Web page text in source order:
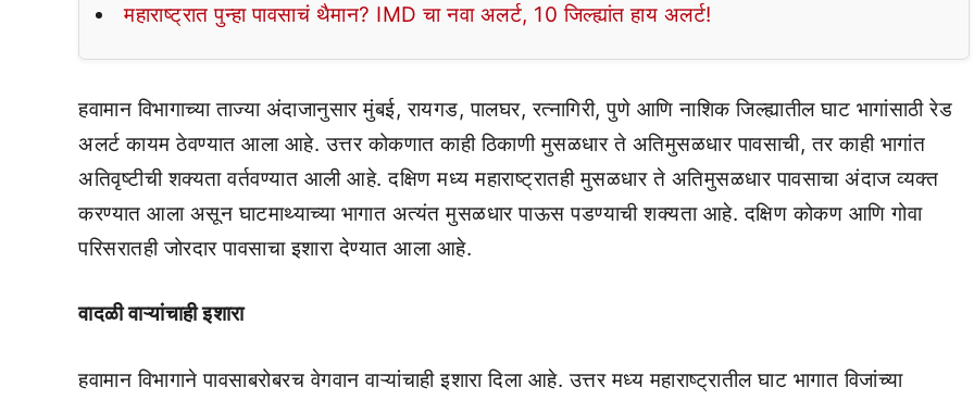
महाराष्ट्रात पुन्हा पावसाचं थैमान? IMD चा नवा अलर्ट, 10 जिल्ह्यांत हाय अलर्ट!
हवामान विभागाच्या ताज्या अंदाजानुसार मुंबई, रायगड, पालघर, रत्नागिरी, पुणे आणि नाशिक जिल्ह्यातील घाट भागांसाठी रेड
अलर्ट कायम ठेवण्यात आला आहे. उत्तर कोकणात काही ठिकाणी मुसळधार ते अतिमुसळधार पावसाची, तर काही भागांत
अतिवृष्टीची शक्यता वर्तवण्यात आली आहे. दक्षिण मध्य महाराष्ट्रातही मुसळधार ते अतिमुसळधार पावसाचा अंदाज व्यक्त
करण्यात आला असून घाटमाथ्याच्या भागात अत्यंत मुसळधार पाऊस पडण्याची शक्यता आहे. दक्षिण कोकण आणि गोवा
परिसरातही जोरदार पावसाचा इशारा देण्यात आला आहे.
वादळी वाऱ्यांचाही इशारा
हवामान विभागाने पावसाबरोबरच वेगवान वाऱ्यांचाही इशारा दिला आहे. उत्तर मध्य महाराष्ट्रातील घाट भागात विजांच्या